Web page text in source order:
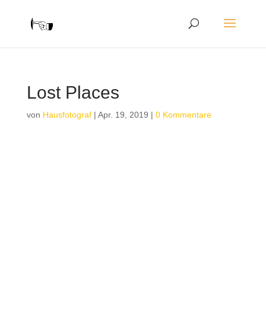
Lost Places
von Hausfotograf| Apr. 19, 2019 | 0 Kommentare